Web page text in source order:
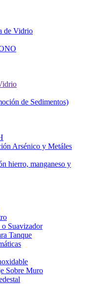
de Vidrio
de Sedimentos)
Arsénico y Metáles
hierro, manganeso y
Suavizador
Tanque
Sobre Muro